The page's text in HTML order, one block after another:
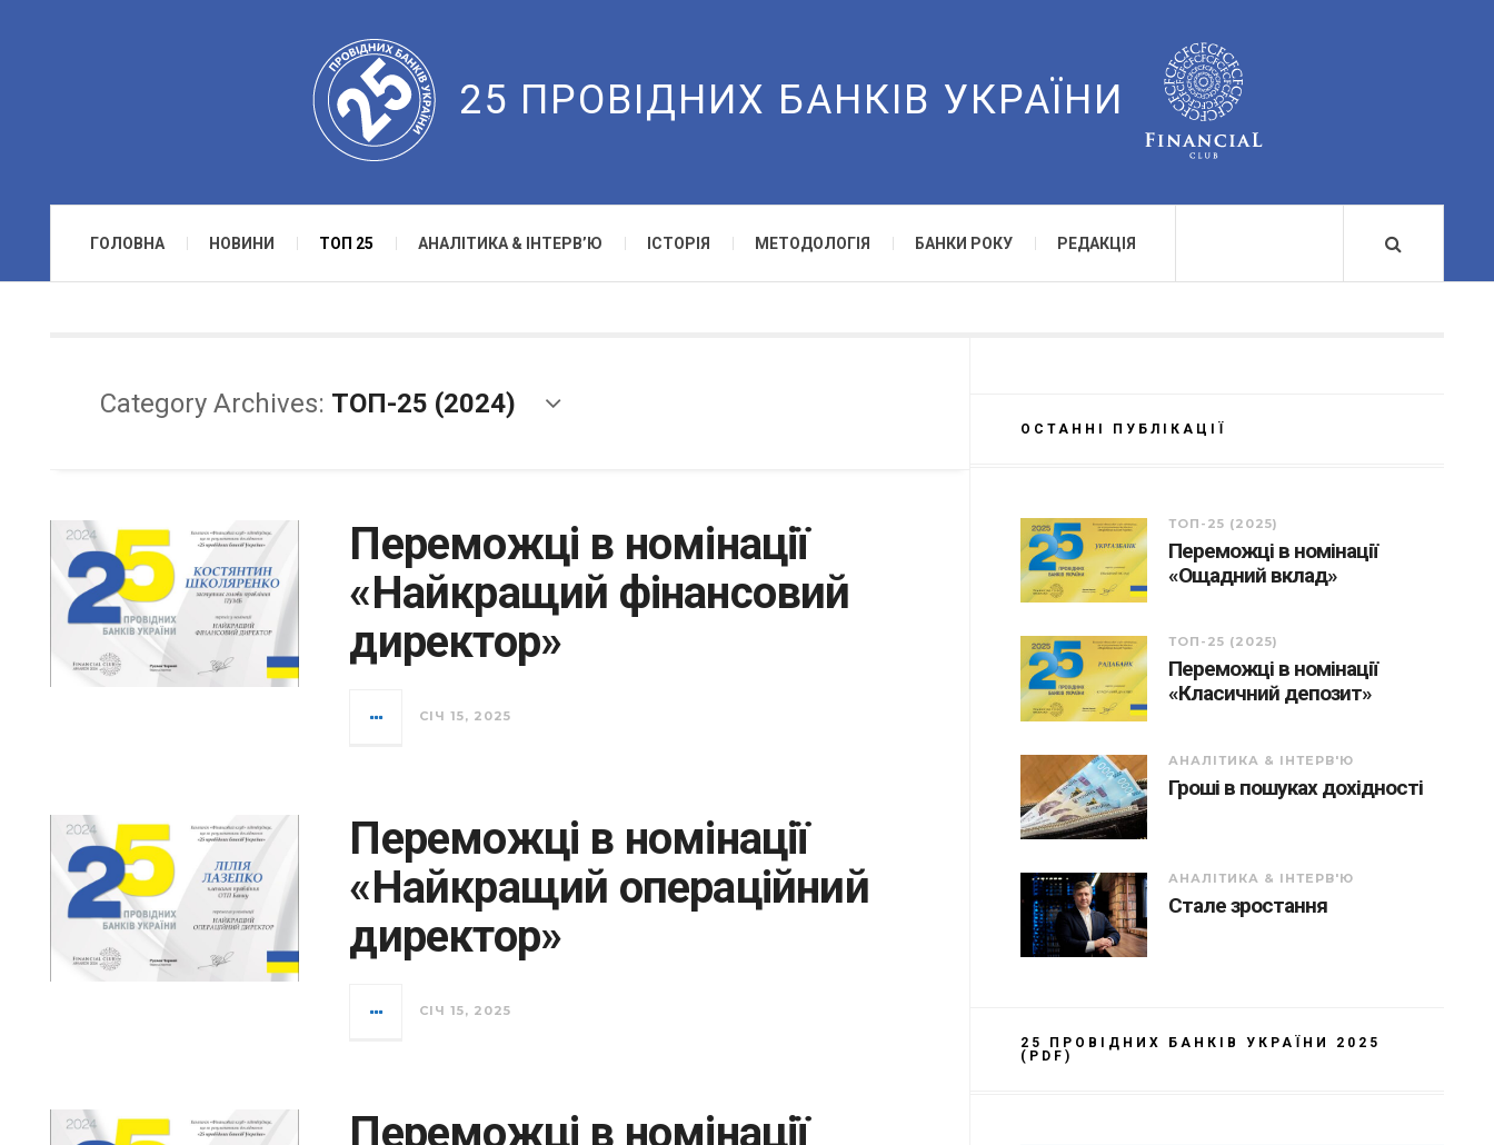
25 ПРОВІДНИХ БАНКІВ УКРАЇНИ
ГОЛОВНА НОВИНИ ТОП 25 АНАЛІТИКА & ІНТЕРВ’Ю ІСТОРІЯ МЕТОДОЛОГІЯ БАНКИ РОКУ РЕДАКЦІЯ
Category Archives: ТОП-25 (2024)
Переможці в номінації
«Найкращий фінансовий
директор»
СІЧ 15, 2025
Переможці в номінації
«Найкращий операційний
директор»
СІЧ 15, 2025
Переможці в номінації
ОСТАННІ ПУБЛІКАЦІЇ
ТОП-25 (2025)
Переможці в номінації
«Ощадний вклад»
ТОП-25 (2025)
Переможці в номінації
«Класичний депозит»
АНАЛІТИКА & ІНТЕРВ'Ю
Гроші в пошуках дохідності
АНАЛІТИКА & ІНТЕРВ'Ю
Стале зростання
25 ПРОВІДНИХ БАНКІВ УКРАЇНИ 2025
(PDF)